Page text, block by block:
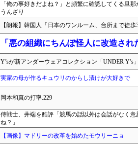
「俺の事好きだよね？」と頻繁に確認してくる旦
うんざり
【朗報】韓国人「日本のワンルーム、台所まで徒歩
「悪の組織にちんぽ怪人に改造さ
Y’sが新アンダーウェアコレクション「UNDER Y’s
実家の母が作るキュウリのからし漬けが大好きで
岡本和真の打率.229
侍戦士、井端を酷評「競馬の話以外は会話がなく
ね？」
【画像】マドリーの改革を始めたモウリーニョ